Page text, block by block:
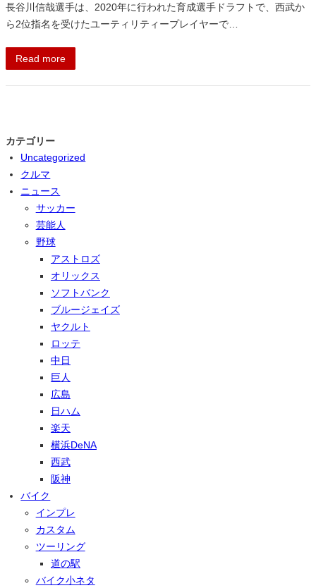
長谷川信哉選手は、2020年に行われた育成選手ドラフトで、西武か
ら2位指名を受けたユーティリティープレイヤーで…
Read more
カテゴリー
Uncategorized
クルマ
ニュース
サッカー
芸能人
野球
アストロズ
オリックス
ソフトバンク
ブルージェイズ
ヤクルト
ロッテ
中日
巨人
広島
日ハム
楽天
横浜DeNA
西武
阪神
バイク
インプレ
カスタム
ツーリング
道の駅
バイク小ネタ